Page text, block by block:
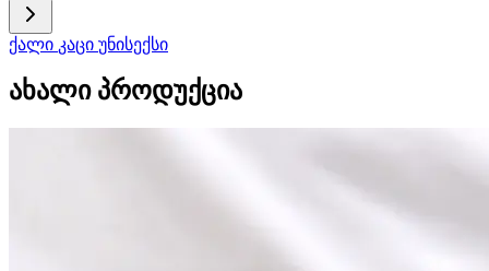
ქალი კაცი უნისექსი
ახალი პროდუქცია